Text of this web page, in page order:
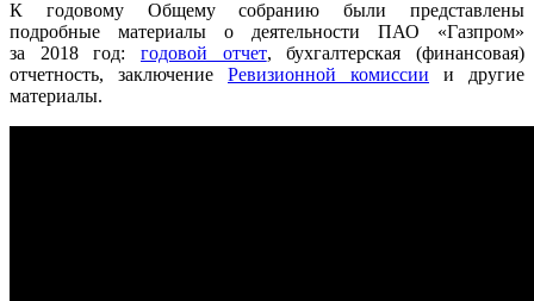
К годовому Общему собранию были представлены
подробные материалы о деятельности ПАО «Газпром»
за 2018 год: годовой отчет, бухгалтерская (финансовая)
отчетность, заключение Ревизионной комиссии и другие
материалы.